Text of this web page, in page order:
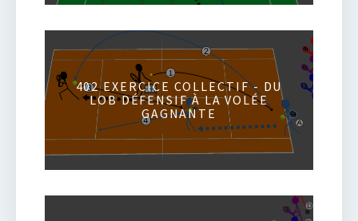
402 EXERCICE COLLECTIF - DU
LOB DÉFENSIF À LA VOLÉE
GAGNANTE